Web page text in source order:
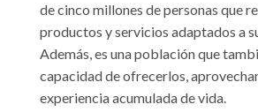
de cinco millones de personas que
productos y servicios adaptados a
Además, es una población que
capacidad de ofrecerlos,
experiencia acumulada de vida.